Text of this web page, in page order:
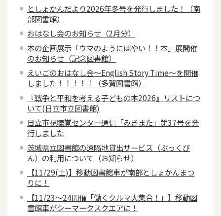
としょかんだより2026年冬号を発行しました！（南
部図書館）
おはなし会のお知らせ（2月分）
本の企画展示「ウマのようにはやい！！本」展開催
のお知らせ（記念図書館）
えいごのおはなし会～English Story Time～を開催
しました！！！！！（多賀図書館）
『戦争と平和を考える子どもの本2026』リストにつ
いて(日立市立図書館)
日立市視聴覚センター通信「みきまた」第37号を発
行しました
茨城県立図書館の遠隔地貸出サービス（ぶっくび
ん）の利用について（お知らせ）
【11/29(土)】移動図書館車が南部としょかんまつ
りに！
【11/23～24開催「働くクルマ大集合！」】移動図
書館車がシーマークスクエアに！